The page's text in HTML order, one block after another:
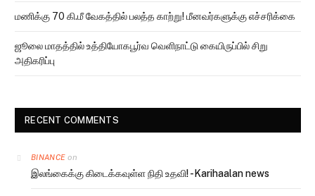
மணிக்கு 70 கி.மீ வேகத்தில் பலத்த காற்று! மீனவர்களுக்கு எச்சரிக்கை
ஜூலை மாதத்தில் உத்தியோகபூர்வ வெளிநாட்டு கையிருப்பில் சிறு
அதிகரிப்பு
RECENT COMMENTS
BINANCE on
இலங்கைக்கு கிடைக்கவுள்ள நிதி உதவி! -Karihaalan news